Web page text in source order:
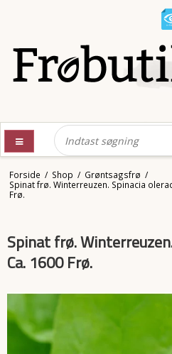
Forside / Shop / Grøntsagsfrø /
Spinat frø. Winterreuzen. Spinacia
Frø.
Spinat frø.
Ca. 1600 Frø.